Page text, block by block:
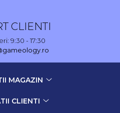
CLIENTI
9:30 - 17:30
MAGAZIN
CLIENTI